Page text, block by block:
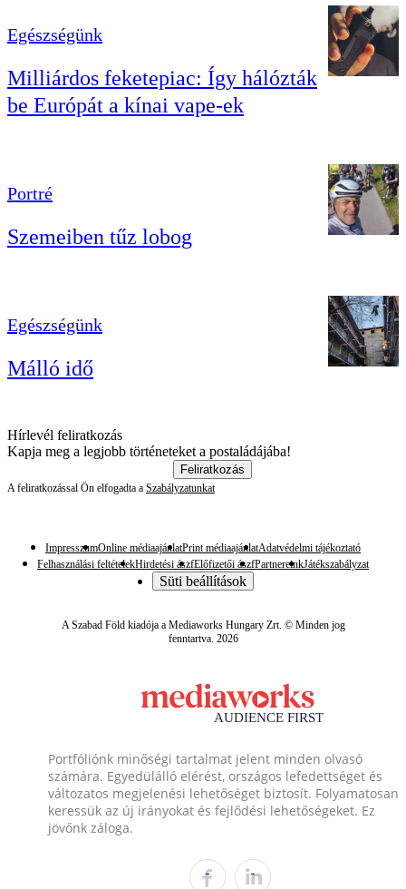
Egészségünk
Milliárdos feketepiac: Így hálózták
be Európát a kínai vape-ek
Portré
Szemeiben tűz lobog
Egészségünk
Málló idő
Hírlevél feliratkozás
Kapja meg a legjobb történeteket a postaládájába!
Feliratkozás
A feliratkozással Ön elfogadta a Szabályzatunkat
ImpresszumOnline médiaajánlatPrint médiaajánlatAdatvédelmi tájékoztató
Felhasználási feltételekHirdetési ászfElőfizetői ászfPartnereinkJátékszabályzat
Süti beállítások
A Szabad Föld kiadója a Mediaworks Hungary Zrt. © Minden jog
fenntartva. 2026
Portfóliónk minőségi tartalmat jelent minden olvasó
számára. Egyedülálló elérést, országos lefedettséget és
változatos megjelenési lehetőséget biztosít. Folyamatosan
keressük az új irányokat és fejlődési lehetőségeket. Ez
jövőnk záloga.